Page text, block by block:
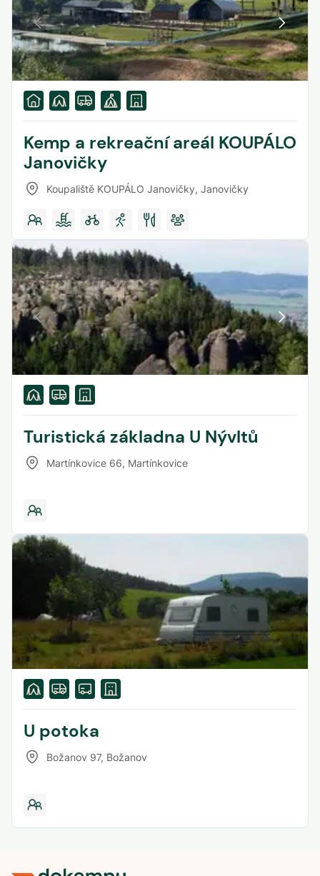
Kemp a rekreační areál KOUPÁLO
Janovičky
Koupaliště KOUPÁLO Janovičky, Janovičky
Turistická základna U Nývltů
Martínkovice 66, Martínkovice
U potoka
Božanov 97, Božanov